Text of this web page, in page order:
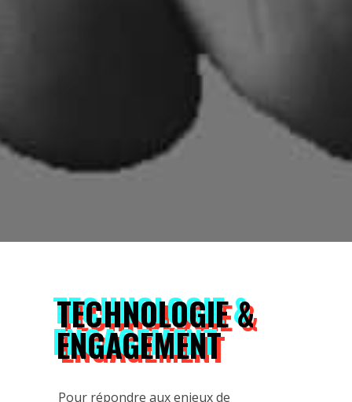
TECHNOLOGIE &
ENGAGEMENT
Pour répondre aux enjeux de